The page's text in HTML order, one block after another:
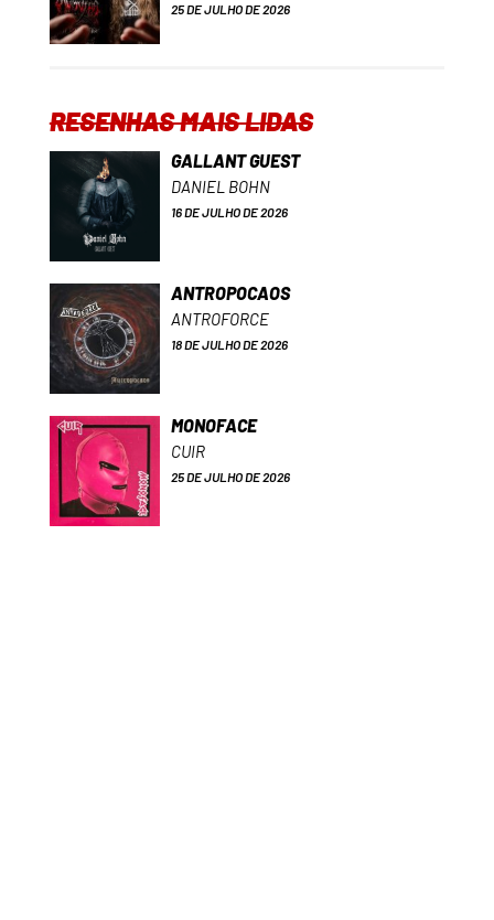
25 DE JULHO DE 2026
RESENHAS MAIS LIDAS
GALLANT GUEST
DANIEL BOHN
16 DE JULHO DE 2026
ANTROPOCAOS
ANTROFORCE
18 DE JULHO DE 2026
MONOFACE
CUIR
25 DE JULHO DE 2026